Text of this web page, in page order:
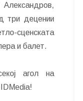
Александров,
три децении
сценската
и балет.
агол на